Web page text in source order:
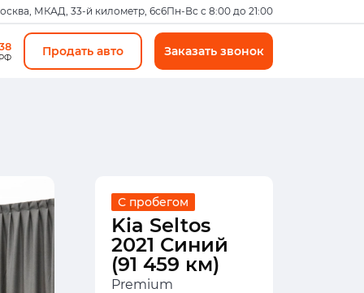
МКАД, 33-й километр, 6с6Пн-Вс с 8:00 до 21:00
Продать авто Заказать звонок
С пробегом
Kia Seltos
2021 Синий
(91 459 км)
Premium